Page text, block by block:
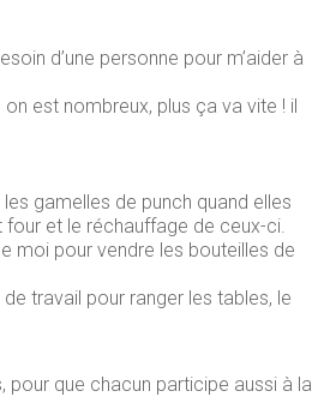
d’une personne pour m’aider à
est nombreux, plus ça va vite ! il
gamelles de punch quand elles
et le réchauffage de ceux-ci.
moi pour vendre les bouteilles de
travail pour ranger les tables, le
pour que chacun participe aussi à la